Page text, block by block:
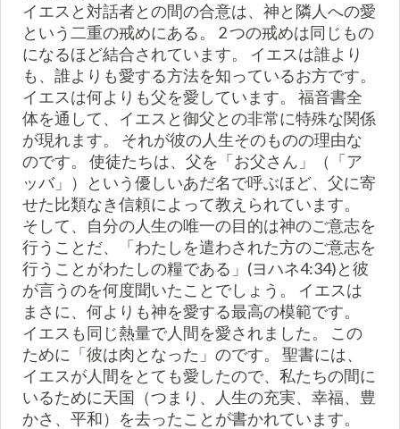
イエスと対話者との間の合意は、神と隣人への愛
という二重の戒めにある。 2 つの戒めは同じもの
になるほど結合されています。 イエスは誰より
も、誰よりも愛する方法を知っているお方です。
イエスは何よりも父を愛しています。 福音書全
体を通して、イエスと御父との非常に特殊な関係
が現れます。 それが彼の人生そのものの理由な
のです。 使徒たちは、父を「お父さん」（「ア
ッバ」）という優しいあだ名で呼ぶほど、父に寄
せた比類なき信頼によって教えられています。
そして、自分の人生の唯一の目的は神のご意志を
行うことだ、「わたしを遣わされた方のご意志を
行うことがわたしの糧である」(ヨハネ4:34)と彼
が言うのを何度聞いたことでしょう。 イエスは
まさに、何よりも神を愛する最高の模範です。
イエスも同じ熱量で人間を愛されました。 この
ために「彼は肉となった」のです。 聖書には、
イエスが人間をとても愛したので、私たちの間に
いるために天国（つまり、人生の充実、幸福、豊
かさ、平和）を去ったことが書かれています。